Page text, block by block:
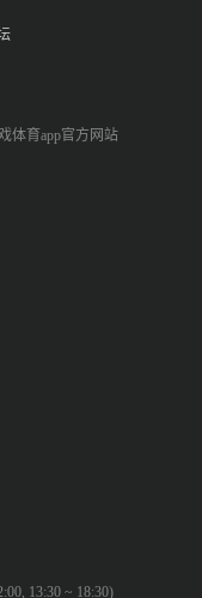
体育app官方网站
13:30 ~ 18:30)